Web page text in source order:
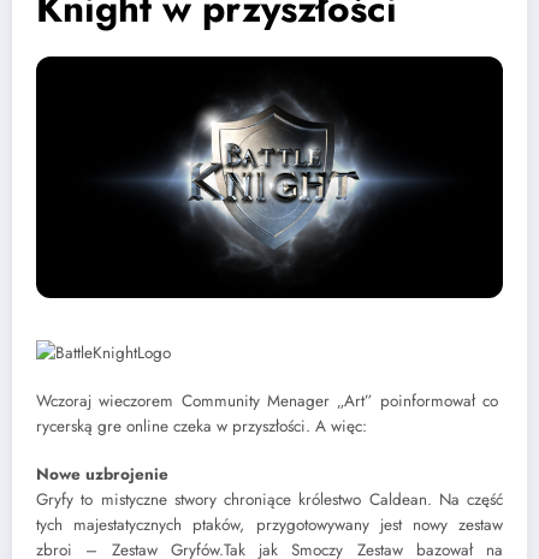
Wczoraj wieczorem Community Menager „Art” poinformował co
rycerską gre online czeka w przyszłości. A więc:
Nowe uzbrojenie
Gryfy to mistyczne stwory chroniące królestwo Caldean. Na część
tych majestatycznych ptaków, przygotowywany jest nowy zestaw
zbroi – Zestaw Gryfów.Tak jak Smoczy Zestaw bazował na